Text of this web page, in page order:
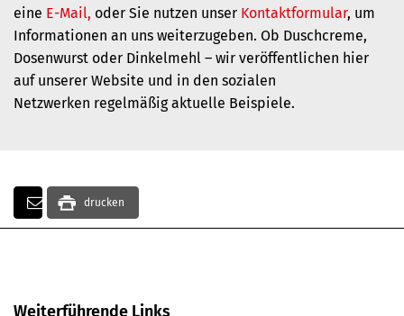
eine E-Mail, oder Sie nutzen unser Kontaktformular, um
Informationen an uns weiterzugeben. Ob Duschcreme,
Dosenwurst oder Dinkelmehl – wir veröffentlichen hier
auf unserer Website und in den sozialen
Netzwerken regelmäßig aktuelle Beispiele.
drucken
Weiterführende Links